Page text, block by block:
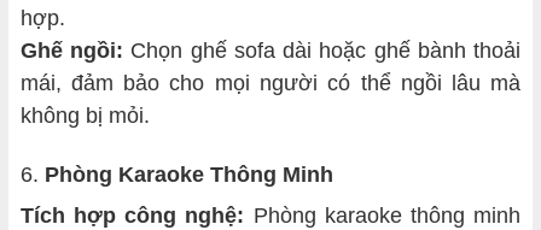
hợp.
Ghế ngồi: Chọn ghế sofa dài hoặc ghế bành thoải
mái, đảm bảo cho mọi người có thể ngồi lâu mà
không bị mỏi.
6. Phòng Karaoke Thông Minh
Tích hợp công nghệ: Phòng karaoke thông minh